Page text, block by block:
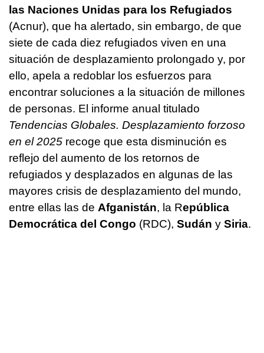
las Naciones Unidas para los Refugiados
(Acnur), que ha alertado, sin embargo, de que
siete de cada diez refugiados viven en una
situación de desplazamiento prolongado y, por
ello, apela a redoblar los esfuerzos para
encontrar soluciones a la situación de millones
de personas. El informe anual titulado
Tendencias Globales. Desplazamiento forzoso
en el 2025 recoge que esta disminución es
reflejo del aumento de los retornos de
refugiados y desplazados en algunas de las
mayores crisis de desplazamiento del mundo,
entre ellas las de Afganistán, la República
Democrática del Congo (RDC), Sudán y Siria.